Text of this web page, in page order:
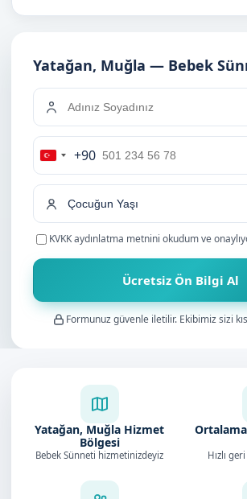
Yatağan, Muğla — Bebek
Turkey
+90
+90
KVKK aydınlatma metnini okudum ve
Ücretsiz Ön Bilgi Al
Formunuz güvenle iletilir. Ekibimiz sizi
Yatağan, Muğla Hizmet
Bölgesi
Bebek Sünneti hizmetinizdeyiz Hızlı